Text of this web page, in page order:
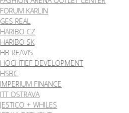
FORUM KARLIN
GES REAL
HARIBO CZ
HARIBO SK
HB REAVIS
HOCHTIEF DEVELOPMENT
HSBC
IMPERIUM FINANCE
ITT OSTRAVA
JESTICO + WHILES